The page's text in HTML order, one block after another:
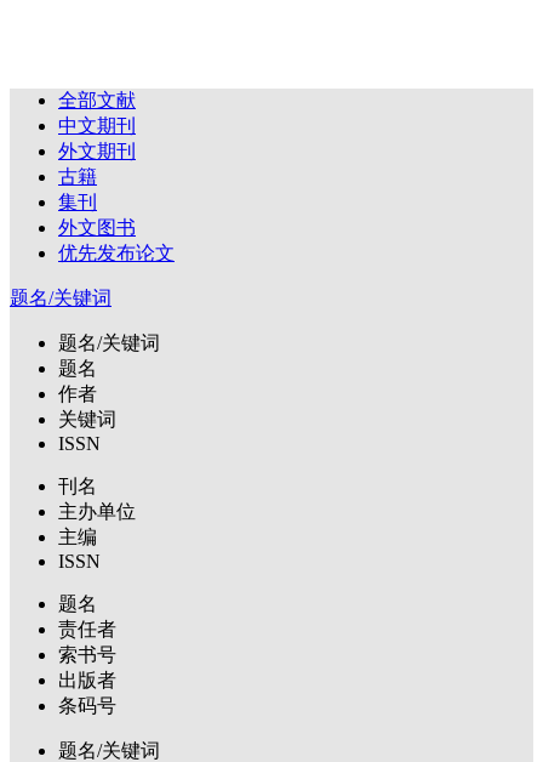
全部文献
中文期刊
外文期刊
古籍
集刊
外文图书
优先发布论文
题名/关键词
题名/关键词
题名
作者
关键词
ISSN
刊名
主办单位
主编
ISSN
题名
责任者
索书号
出版者
条码号
题名/关键词